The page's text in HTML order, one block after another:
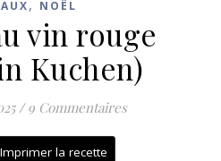
, NOËL
vin rouge
Kuchen)
/ 9 Commentaires
Imprimer la recette